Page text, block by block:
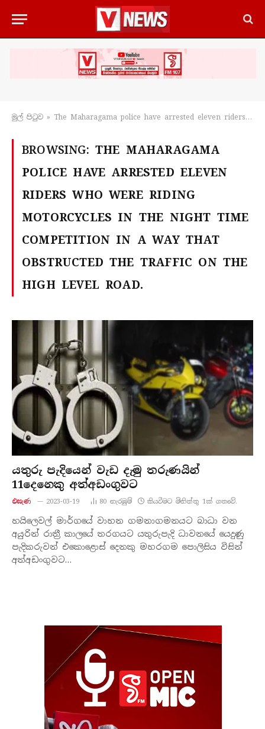
මුල් පිටු​ව » The Maharagama police have arrested eleven riders who were riding motorcycles in the night time competition in a way that obstructed the traffic on the high level road.
BROWSING: THE MAHARAGAMA
POLICE HAVE ARRESTED ELEVEN
RIDERS WHO WERE RIDING
MOTORCYCLES IN THE NIGHT TIME
COMPETITION IN A WAY THAT
OBSTRUCTED THE TRAFFIC ON THE
HIGH LEVEL ROAD.
යතුරු පැදියෙන් වැඩ දැමු තරුණයින්
11දෙනෙකු අත්අඩංගුවට
එසැණ 2023-03-19 80 නැරඹු​ම් කියවීමට මිනිත්තු 1ක් ගතවේ.
හයිලෙවල් මාර්ගයේ වාහන ගමනාගමනයට බාධා වන
අයුරින් රාත්‍රී කාලයේ තරගයට යතුරුපැදි ධාවනයේ යෙදුණු
පැදිකරුවන් එකොළොස් දෙනකු මහරගම පොලිසිය විසින්
අත්අඩංගුවට…